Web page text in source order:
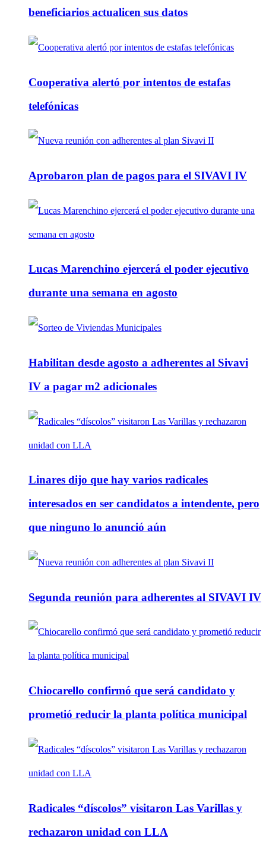
beneficiarios actualicen sus datos
Cooperativa alertó por intentos de estafas
telefónicas
Aprobaron plan de pagos para el SIVAVI IV
Lucas Marenchino ejercerá el poder ejecutivo
durante una semana en agosto
Habilitan desde agosto a adherentes al Sivavi
IV a pagar m2 adicionales
Linares dijo que hay varios radicales
interesados en ser candidatos a intendente, pero
que ninguno lo anunció aún
Segunda reunión para adherentes al SIVAVI IV
Chiocarello confirmó que será candidato y
prometió reducir la planta política municipal
Radicales “díscolos” visitaron Las Varillas y
rechazaron unidad con LLA